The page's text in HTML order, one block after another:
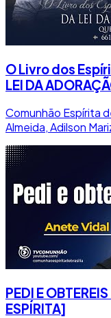
O Livro dos
LEI DA
Comunhão Espírita
Almeida, Adilson
PEDI E
ESPÍRITA]